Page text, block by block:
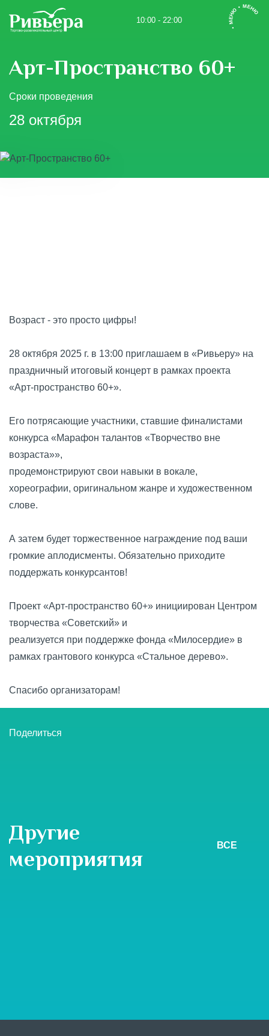
10:00 - 22:00 • МЕНЮ • МЕНЮ
Арт-Пространство 60+
Сроки проведения
28 октября
Возраст - это просто цифры!
28 октября 2025 г. в 13:00 приглашаем в «Ривьеру» на
праздничный итоговый концерт в рамках проекта
«Арт‑пространство 60+».
Его потрясающие участники, ставшие финалистами
конкурса «Марафон талантов «Творчество вне
возраста»»,
продемонстрируют свои навыки в вокале,
хореографии, оригинальном жанре и художественном
слове.
А затем будет торжественное награждение под ваши
громкие аплодисменты. Обязательно приходите
поддержать конкурсантов!
Проект «Арт‑пространство 60+» инициирован Центром
творчества «Советский» и
реализуется при поддержке фонда «Милосердие» в
рамках грантового конкурса «Стальное дерево».
Спасибо организаторам!
Поделиться
Другие
мероприятия
ВСЕ